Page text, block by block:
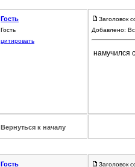
Гость
Гость
цитировать
Заголовок
Добавлено:
намучился
Вернуться к началу
Гость Заголовок